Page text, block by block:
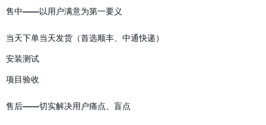
售中——以用户满意为第一要义
当天下单当天发货（首选顺丰、中通快递）
安装测试
项目验收
售后——切实解决用户痛点、盲点